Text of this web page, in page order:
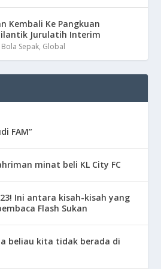
Kembali Ke Pangkuan
Jurulatih Interim
Bola Sepak, Global
FAM”
minat beli KL City FC
Ini antara kisah-kisah yang
Flash Sukan
beliau kita tidak berada di